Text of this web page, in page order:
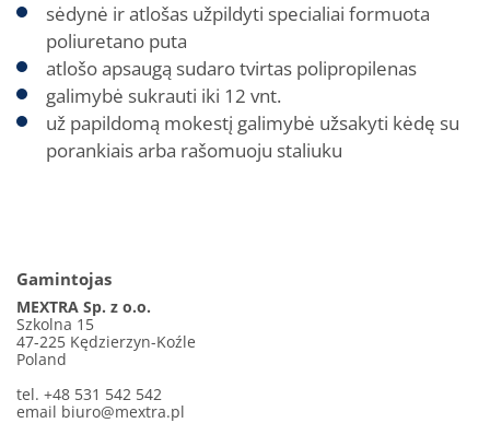
sėdynė ir atlošas užpildyti specialiai formuota
poliuretano puta
atlošo apsaugą sudaro tvirtas polipropilenas
galimybė sukrauti iki 12 vnt.
už papildomą mokestį galimybė užsakyti kėdę su
porankiais arba rašomuoju staliuku
Gamintojas
MEXTRA Sp. z o.o.
Szkolna 15
47-225 Kędzierzyn-Koźle
Poland
tel. +48 531 542 542
email biuro@mextra.pl